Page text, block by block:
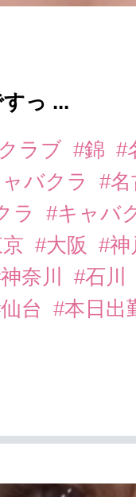
っ ...
ラブ #錦 #
バクラ
#
ラ
#キャバ
#大阪
#
奈川
#石川
台 #本日出